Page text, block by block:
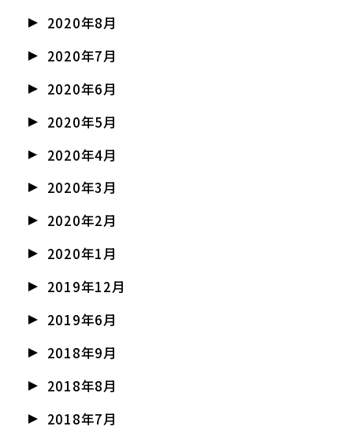
2020年8月
2020年7月
2020年6月
2020年5月
2020年4月
2020年3月
2020年2月
2020年1月
2019年12月
2019年6月
2018年9月
2018年8月
2018年7月